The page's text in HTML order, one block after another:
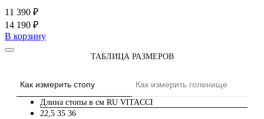
11 390 ₽
14 190 ₽
В корзину
ТАБЛИЦА РАЗМЕРОВ
Как измерить стопу Как измерить голенище
Длина стопы в см RU VITACCI
22,5 35 36